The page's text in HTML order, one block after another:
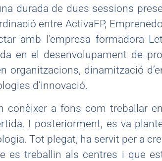
durada de dues sessions
entre ActivaFP,
amb l’empresa formadora
en el desenvolupament de
organitzacions, dinamització
d’innovació.
a fons com treballar en
I posteriorment, es va
Tot plegat, ha servit per a
es treballin als centres i que